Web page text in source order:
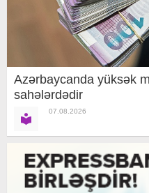
Azərbaycanda yüksək
sahələrdədir
07.08.2026